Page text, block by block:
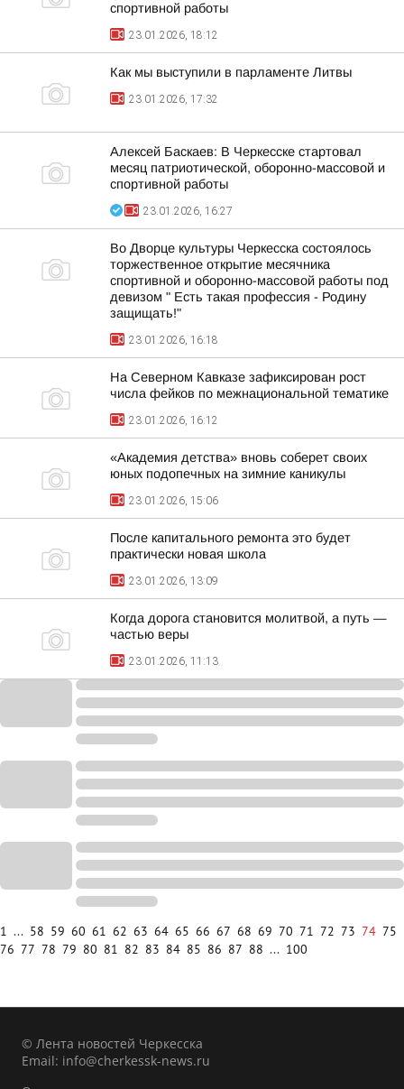
спортивной работы
23.01.2026, 18:12
Как мы выступили в парламенте Литвы
23.01.2026, 17:32
Алексей Баскаев: В Черкесске стартовал
месяц патриотической, оборонно-массовой и
спортивной работы
23.01.2026, 16:27
Во Дворце культуры Черкесска состоялось
торжественное открытие месячника
спортивной и оборонно-массовой работы под
девизом " Есть такая профессия - Родину
защищать!"
23.01.2026, 16:18
На Северном Кавказе зафиксирован рост
числа фейков по межнациональной тематике
23.01.2026, 16:12
«Академия детства» вновь соберет своих
юных подопечных на зимние каникулы
23.01.2026, 15:06
После капитального ремонта это будет
практически новая школа
23.01.2026, 13:09
Когда дорога становится молитвой, а путь —
частью веры
23.01.2026, 11:13
1 ... 58 59 60 61 62 63 64 65 66 67 68 69 70 71 72 73 74 75
76 77 78 79 80 81 82 83 84 85 86 87 88 ... 100
© Лента новостей Черкесска
Email: info@cherkessk-news.ru